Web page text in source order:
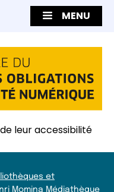
MENU
leur accessibilité
et
Momina Médiathèque